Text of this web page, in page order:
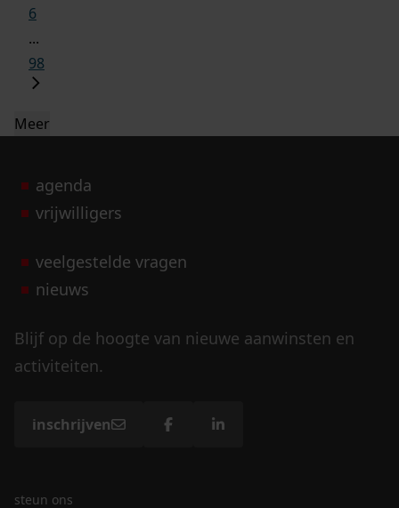
6
...
98
Meer
agenda
vrijwilligers
veelgestelde vragen
nieuws
Blijf op de hoogte van nieuwe aanwinsten en
activiteiten.
inschrijven
steun ons